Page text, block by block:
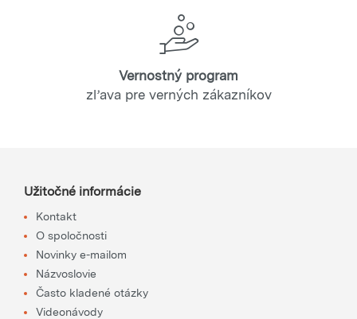
Vernostný program
zľava pre verných zákazníkov
Užitočné informácie
Kontakt
O spoločnosti
Novinky e-mailom
Názvoslovie
Často kladené otázky
Videonávody